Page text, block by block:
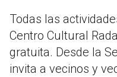
Todas las
Centro Cultural
gratuita. Desde la
invita a vecinos y